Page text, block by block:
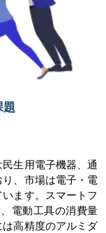
題
生用電子機器、通
、市場は電子・電
ます。スマートフ
電動工具の消費量
高精度のアルミダ